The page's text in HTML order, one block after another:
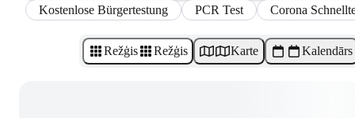
Kostenlose Bürgertestung
PCR Test Corona
Režģis Režģis Karte Kalendārs